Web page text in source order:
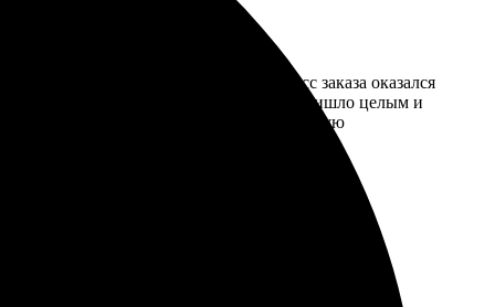
осталась очень довольна. Процесс заказа оказался
Удивила скорость доставки, всё пришло целым и
тоже заинтересовались! Рекомендую